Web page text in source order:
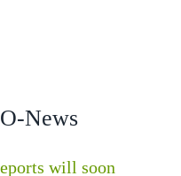
News
will soon